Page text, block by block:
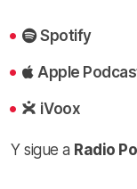
Spotify
Apple
iVoox
Y sigue a Radio